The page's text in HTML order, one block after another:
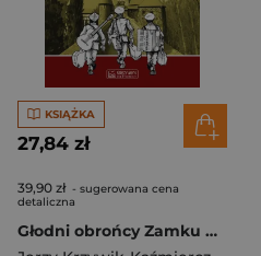
KSIĄŻKA
27,84 zł
39,90 zł - sugerowana cena
detaliczna
Głodni obrońcy Zamku Czocha Lata 50 Wojsko Dolny Śląsk Wrocław